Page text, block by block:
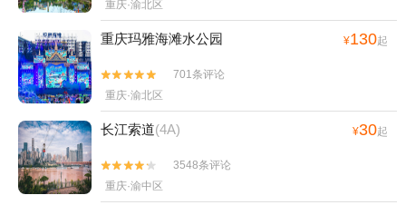
重庆·渝北区
重庆玛雅海滩水公园 ¥130起


701条评论
重庆·渝北区
长江索道(4A) ¥30起


3548条评论
重庆·渝中区